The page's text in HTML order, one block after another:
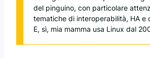
del pinguino, con particolare
tematiche di interoperabilità, HA e
E, sì, mia mamma usa Linux dal